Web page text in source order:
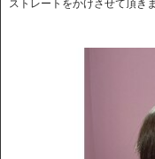
ストレートをかけさせて頂き